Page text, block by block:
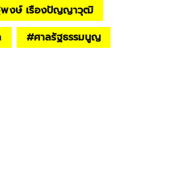
งษ์ เรืองปัญญาวุฒิ
#ศาลรัฐธรรมนูญ